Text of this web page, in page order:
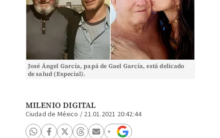
José Ángel García, papá de Gael García, está delicado
de salud (Especial).
MILENIO DIGITAL
Ciudad de México / 21.01.2021 20:42:44